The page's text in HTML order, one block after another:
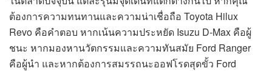
ต้องการความทนทานและความน่าเชื่อถือ Toyota Hilux
Revo คือคำตอบ หากเน้นความประหยัด Isuzu D-Max คือผู้
ชนะ หากมองหานวัตกรรมและความทันสมัย Ford Ranger
คือผู้นำ และหากต้องการสมรรถนะออฟโรดสุดขั้ว Ford